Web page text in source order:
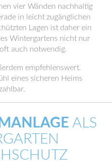
vier Wänden nachhaltig
in leicht zugänglichen
Lagen ist daher ein
Wintergartens nicht nur
auch notwendig.
empfehlenswert.
eines sicheren Heims
ALS